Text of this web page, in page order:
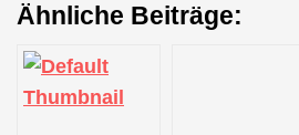
Ähnliche Beiträge: